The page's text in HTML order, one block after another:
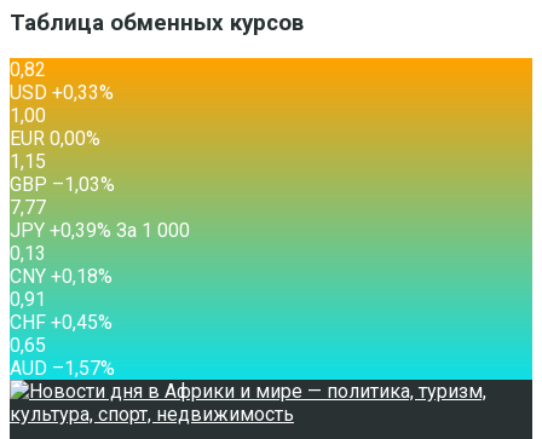
Таблица обменных курсов
0,82
USD +0,33%
1,00
EUR 0,00%
1,15
GBP –1,03%
7,77
JPY +0,39% За 1 000
0,13
CNY +0,18%
0,91
CHF +0,45%
0,65
AUD –1,57%